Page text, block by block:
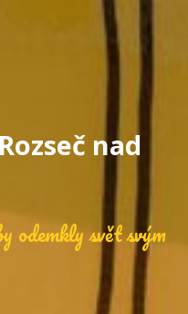
nad
odemkly svět svým